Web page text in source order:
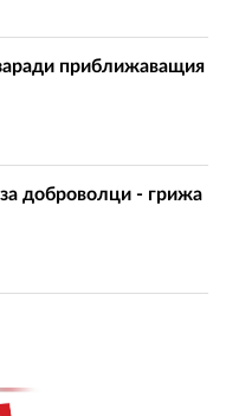
приближаващия
доброволци - грижа